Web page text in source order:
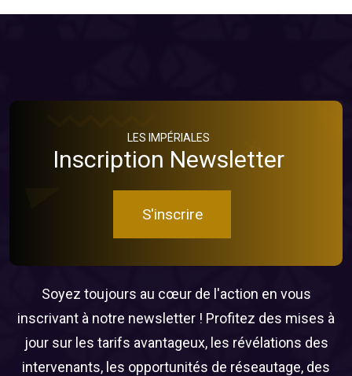
LES IMPÉRIALES
Inscription Newsletter
S'inscrire
Soyez toujours au cœur de l'action en vous
inscrivant à notre newsletter ! Profitez des mises à
jour sur les tarifs avantageux, les révélations des
intervenants, les opportunités de réseautage, des